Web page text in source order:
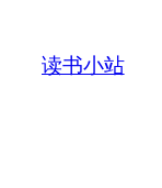
读书小站